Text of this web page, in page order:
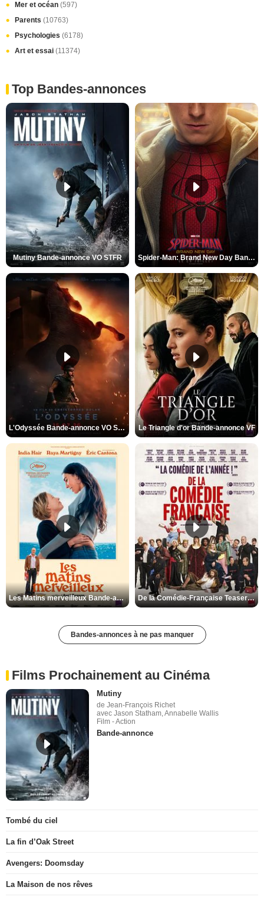
Mer et océan (597)
Parents (10763)
Psychologies (6178)
Art et essai (11374)
Top Bandes-annonces
Mutiny Bande-annonce VO STFR Spider-Man: Brand New Day Bande-annonce VO STFR
L'Odyssée Bande-annonce VO STFR Le Triangle d'or Bande-annonce VF
Les Matins merveilleux Bande-annonce VF De la Comédie-Française Teaser VF
Bandes-annonces à ne pas manquer
Films Prochainement au Cinéma
Mutiny
de Jean-François Richet
avec Jason Statham, Annabelle Wallis
Film - Action
Bande-annonce
Tombé du ciel
La fin d’Oak Street
Avengers: Doomsday
La Maison de nos rêves